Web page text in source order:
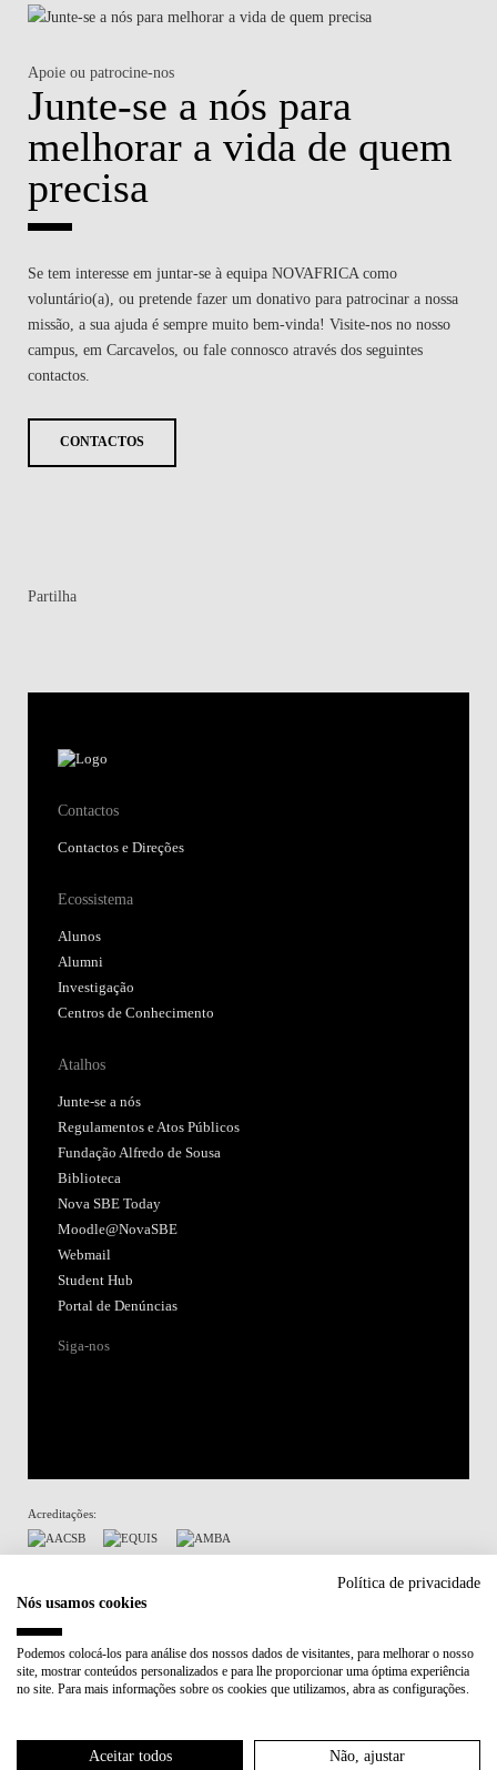
Apoie ou patrocine-nos
Junte-se a nós para
melhorar a vida de quem
precisa
Se tem interesse em juntar-se à equipa NOVAFRICA como
voluntário(a), ou pretende fazer um donativo para patrocinar a nossa
missão, a sua ajuda é sempre muito bem-vinda! Visite-nos no nosso
campus, em Carcavelos, ou fale connosco através dos seguintes
contactos.
CONTACTOS
Partilha
Contactos
Contactos e Direções
Ecossistema
Alunos
Alumni
Investigação
Centros de Conhecimento
Atalhos
Junte-se a nós
Regulamentos e Atos Públicos
Fundação Alfredo de Sousa
Biblioteca
Nova SBE Today
Moodle@NovaSBE
Webmail
Student Hub
Portal de Denúncias
Siga-nos
Acreditações:
Participa em:
Plano de Recuperação e Resiliência (PRR)
Política de Privacidade
Política de privacidade
Nós usamos cookies
Podemos colocá-los para análise dos nossos dados de visitantes, para melhorar o nosso
site, mostrar conteúdos personalizados e para lhe proporcionar uma óptima experiência
no site. Para mais informações sobre os cookies que utilizamos, abra as configurações.
Aceitar todos Não, ajustar